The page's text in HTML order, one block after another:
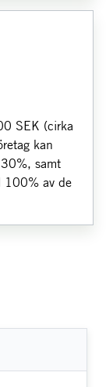
SEK (cirka
kan
samt
100% av de